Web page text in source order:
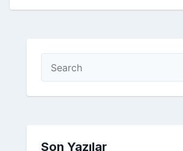
Son Yazılar